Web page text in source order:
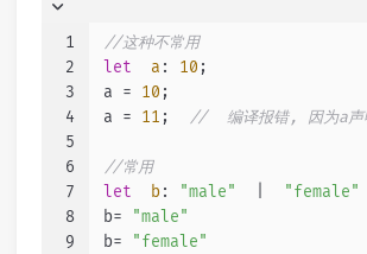
1
2
3
4
5
6
7
8
9
//这种不常用
let
a : 10 ;
a = 10 ;
a = 11 ; //  编译报错, 因为a声
//常用
let
b: "male"
"female"
b=
"male"
b=
"female"